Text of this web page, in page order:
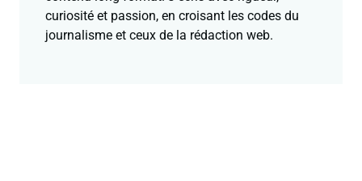
curiosité et passion, en croisant les codes du
journalisme et ceux de la rédaction web.